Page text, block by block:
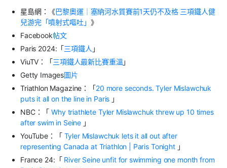
星島網：《巴黎奧運｜塞納河水質賽前1天仍不及格 三項鐵人健
兒游完「噴射式嘔吐」 》
Facebook帖文
Paris 2024: 「三項鐵人 」
ViuTV ：「三項鐵人最新比賽重溫」
Getty Images圖片
Triathlon Magazine ：「20 more seconds. Tyler Mislawchuk
puts it all on the line in Paris 」
NBC：「 Why triathlete Tyler Mislawchuk threw up 10 times
after swim in Seine 」
YouTube：「 Tyler Mislawchuk lets it all out after
representing Canada at Triathlon | Paris Tonight 」
France 24: 「 River Seine unfit for swimming one month from